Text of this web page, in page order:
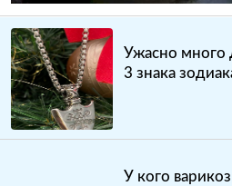
Ужасно много
3 знака
У кого